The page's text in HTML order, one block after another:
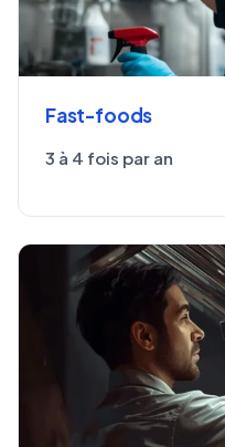
Fast-foods
3 à 4 fois par an